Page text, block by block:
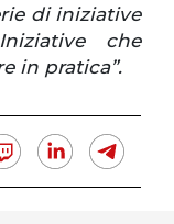
di iniziative
che
in pratica”.